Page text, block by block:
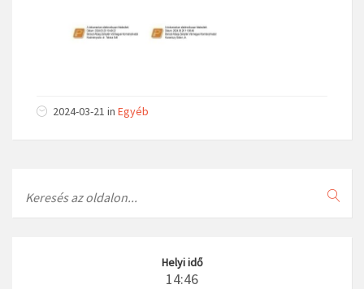
2024-03-21 in Egyéb
Helyi idő
14:46